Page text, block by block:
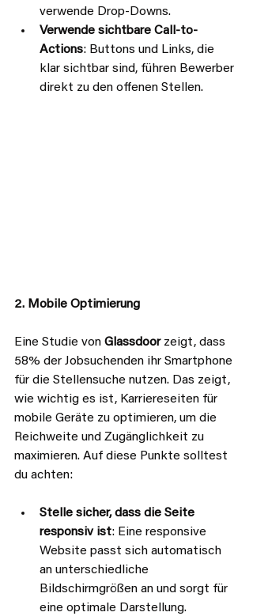
verwende Drop-Downs.
Verwende sichtbare Call-to-
Actions: Buttons und Links, die
klar sichtbar sind, führen Bewerber
direkt zu den offenen Stellen.
2. Mobile Optimierung
Eine Studie von Glassdoor zeigt, dass
58% der Jobsuchenden ihr Smartphone
für die Stellensuche nutzen. Das zeigt,
wie wichtig es ist, Karriereseiten für
mobile Geräte zu optimieren, um die
Reichweite und Zugänglichkeit zu
maximieren. Auf diese Punkte solltest
du achten:
Stelle sicher, dass die Seite
responsiv ist: Eine responsive
Website passt sich automatisch
an unterschiedliche
Bildschirmgrößen an und sorgt für
eine optimale Darstellung.